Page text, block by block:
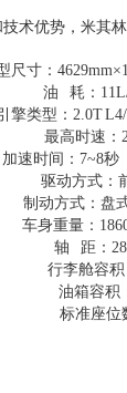
术优势，米其
尺寸：
油 耗：
擎类型：2.0T
最高时速：
加速时间：7~8秒
驱动方式：
制动方式：盘
车身重量：
轴 距：
行李舱容积
油箱容积
标准座位